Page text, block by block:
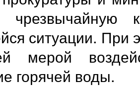
ситуации. При
мерой
горячей воды.